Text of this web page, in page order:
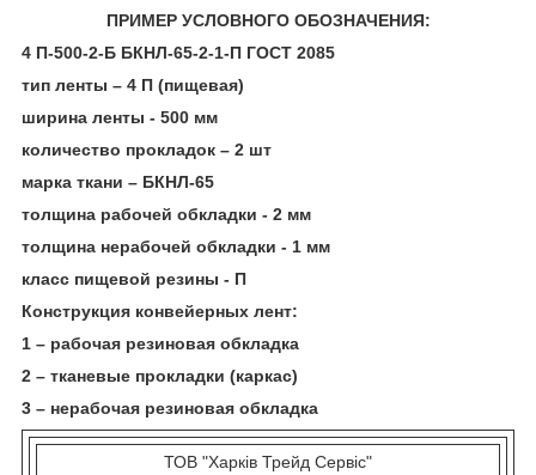
ПРИМЕР УСЛОВНОГО ОБОЗНАЧЕНИЯ:
4 П-500-2-Б БКНЛ-65-2-1-П ГОСТ 2085
тип ленты – 4 П (пищевая)
ширина ленты - 500 мм
количество прокладок – 2 шт
марка ткани – БКНЛ-65
толщина рабочей обкладки - 2 мм
толщина нерабочей обкладки - 1 мм
класс пищевой резины - П
Конструкция конвейерных лент:
1 – рабочая резиновая обкладка
2 – тканевые прокладки (каркас)
3 – нерабочая резиновая обкладка
ТОВ "Харків Трейд Сервіс"